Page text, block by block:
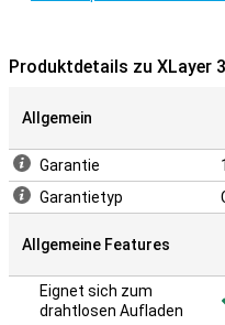
Produktdetails zu XLayer
Allgemein
Garantie
Garantietyp
Allgemeine Features
Eignet sich zum
drahtlosen Aufladen